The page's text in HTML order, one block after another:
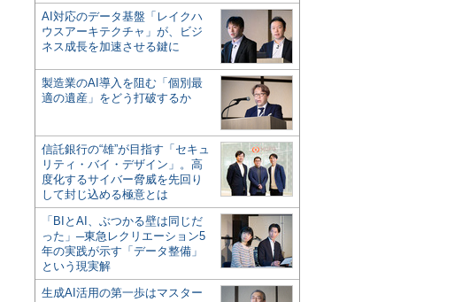
AI対応のデータ基盤「レイクハ
ウスアーキテクチャ」が、ビジ
ネス成長を加速させる鍵に
製造業のAI導入を阻む「個別最
適の遺産」をどう打破するか
信託銀行の“雄”が目指す「セキュ
リティ・バイ・デザイン」。高
度化するサイバー脅威を先回り
して封じ込める極意とは
「BIとAI、ぶつかる壁は同じだ
った」─東急レクリエーション5
年の実践が示す「データ整備」
という現実解
生成AI活用の第一歩はマスター